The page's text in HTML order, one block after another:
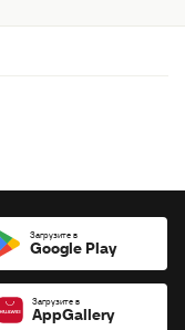
Загрузите в
Google Play
Загрузите в
AppGallery